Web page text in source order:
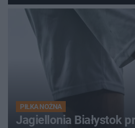
PIŁKA NOŻNA
Jagiellonia Białystok